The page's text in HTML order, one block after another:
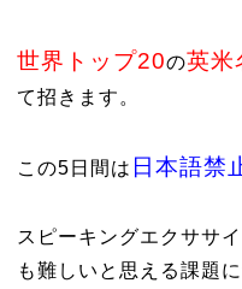
世界トップ20の英米
て招きます。
この5日間は 日本語禁
スピーキングエクササ
も難しいと思える課題